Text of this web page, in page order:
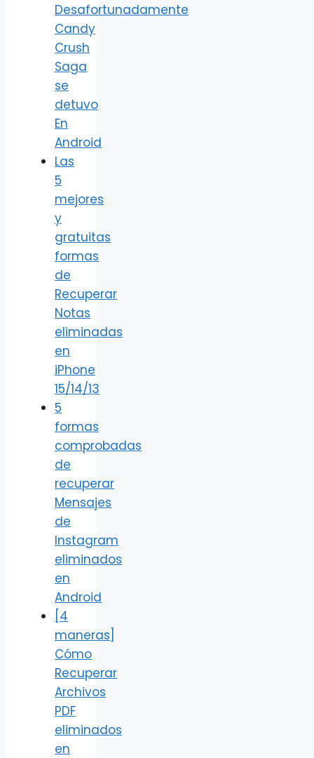
Desafortunadamente
Candy
Crush
Saga
se
detuvo
En
Android
Las
5
mejores
y
gratuitas
formas
de
Recuperar
Notas
eliminadas
en
iPhone
15/14/13
5
formas
comprobadas
de
recuperar
Mensajes
de
Instagram
eliminados
en
Android
[4
maneras]
Cómo
Recuperar
Archivos
PDF
eliminados
en